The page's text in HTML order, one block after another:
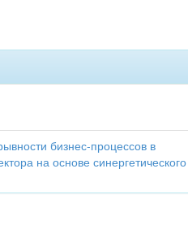
бизнес-процессов в
на основе синергетического